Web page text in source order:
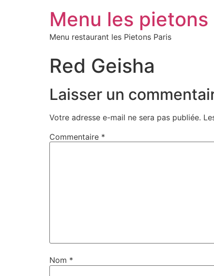
Menu les pietons
Menu restaurant les Pietons Paris
Red Geisha
Laisser un
Votre adresse e-mail ne sera pas publiée.
Commentaire *
Nom *